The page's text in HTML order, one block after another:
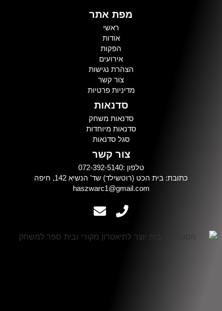
מפת אתר
ראשי
אודות
הפקות
אירועים
הצהרת נגישות
צור קשר
מדיניות פרטיות
סדנאות
סדנאות משחק
סדנאות מיוחדות
סגל סדנאות
צור קשר
טלפון :072-392-5140
כתובת: בית הכט (רוטשילד) שד' הנשיא 142, חיפה
haszwarc1@gmail.com